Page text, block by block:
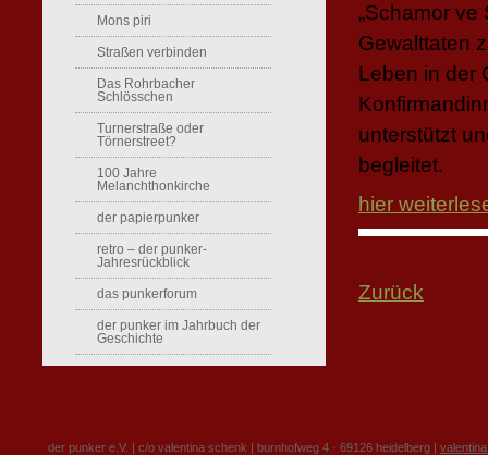
„Schamor ve
Gewalttaten
Leben in der
unterstützt
begleitet.
hier
Zurück
Mons piri
Straßen verbinden
Das Rohrbacher
Schlösschen
Turnerstraße oder
Törnerstreet?
100 Jahre
Melanchthonkirche
der papierpunker
retro – der punker-
Jahresrückblick
das punkerforum
der punker im Jahrbuch der
Geschichte
der punker e.V. | c/o valentina schenk | burnhofweg 4 · 69126 heidelberg |